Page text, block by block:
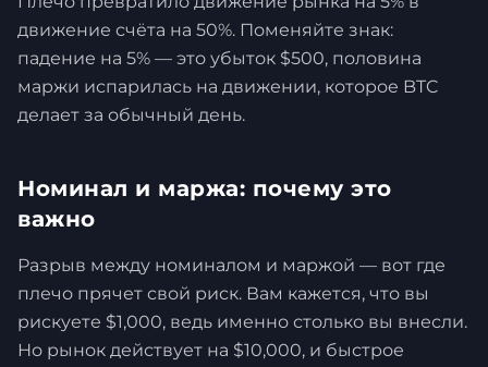
движение счёта на 50%. Поменяйте знак:
падение на 5% — это убыток $500, половина
маржи испарилась на движении, которое BTC
делает за обычный день.
Номинал и маржа: почему это
важно
Разрыв между номиналом и маржой — вот где
плечо прячет свой риск. Вам кажется, что вы
рискуете $1,000, ведь именно столько вы внесли.
Но рынок действует на $10,000, и быстрое